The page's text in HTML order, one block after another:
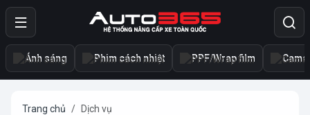
Ánh sáng Phim cách nhiệt PPF/Wrap film
Trang chủ Dịch vụ